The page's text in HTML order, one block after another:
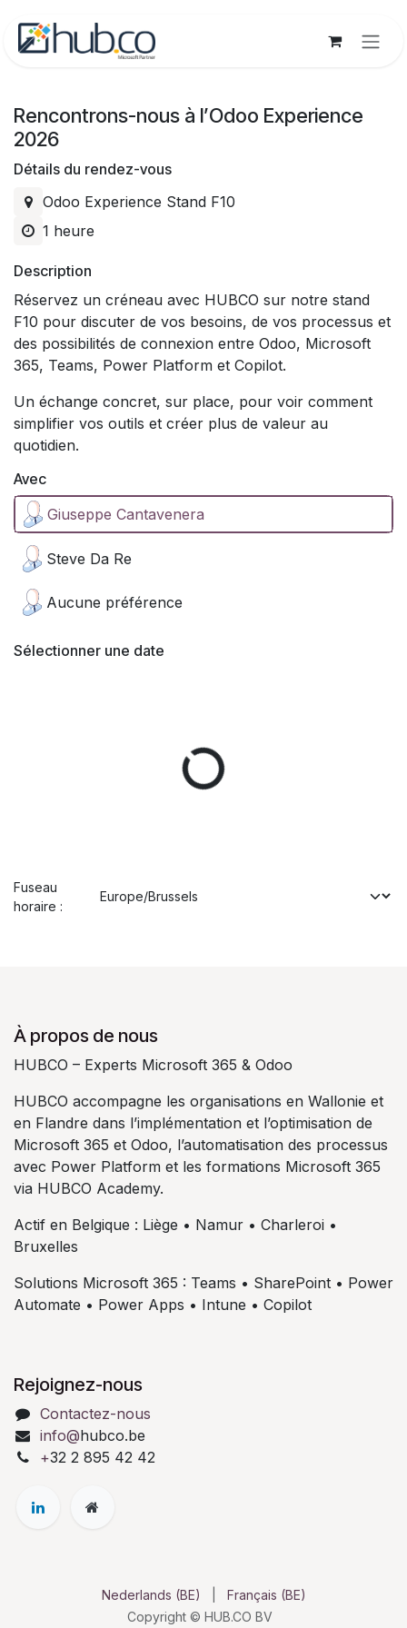
Avec
Giuseppe Cantavenera
Steve Da Re
Aucune préférence
Sélectionner une date
Fuseau
horaire :
Rencontrons-nous à l’Odoo Experience
2026
Détails du rendez-vous
Odoo Experience Stand F10
1 heure
Description
Réservez un créneau avec HUBCO sur notre stand
F10 pour discuter de vos besoins, de vos processus et
des possibilités de connexion entre Odoo, Microsoft
365, Teams, Power Platform et Copilot.
Un échange concret, sur place, pour voir comment
simplifier vos outils et créer plus de valeur au
quotidien.
À propos de nous
HUBCO – Experts Microsoft 365 & Odoo
HUBCO accompagne les organisations en Wallonie et
en Flandre dans l’implémentation et l’optimisation de
Microsoft 365 et Odoo, l’automatisation des processus
avec Power Platform et les formations Microsoft 365
via HUBCO Academy.
Actif en Belgique : Liège • Namur • Charleroi •
Bruxelles
Solutions Microsoft 365 : Teams • SharePoint • Power
Automate • Power Apps • Intune • Copilot
Rejoignez-nous
Contactez-nous
info@hubco.be
+32 2 895 42 42
Copyright © HUB.CO BV
Nederlands (BE) Français (BE)